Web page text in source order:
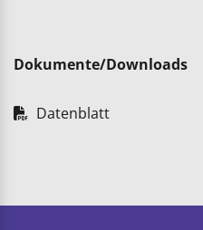
Dokumente/Downloads
Datenblatt